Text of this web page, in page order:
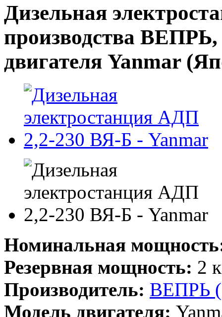
Дизельная
производства ВЕПРЬ,
двигателя Yanmar
Номинальная
Резервная мощность: 2
Производитель: ВЕПРЬ
Модель двигателя: